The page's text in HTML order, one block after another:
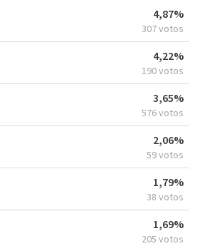
4,87%
307 votos
4,22%
190 votos
3,65%
576 votos
2,06%
59 votos
1,79%
38 votos
1,69%
205 votos